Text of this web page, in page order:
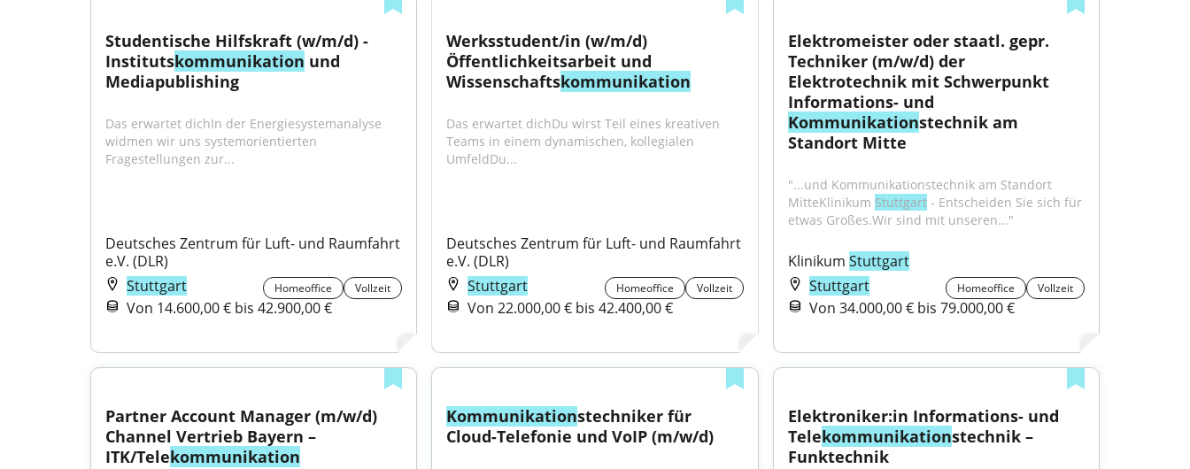
Studentische Hilfskraft (w/m/d) -
Institutskommunikation und
Mediapublishing
Das erwartet dichIn der Energiesystemanalyse
widmen wir uns systemorientierten
Fragestellungen zur...
Deutsches Zentrum für Luft- und Raumfahrt
e.V. (DLR)
Stuttgart
Homeoffice Vollzeit
Von 14.600,00 € bis 42.900,00 €
Werksstudent/in (w/m/d)
Öffentlichkeitsarbeit und
Wissenschaftskommunikation
Das erwartet dichDu wirst Teil eines kreativen
Teams in einem dynamischen, kollegialen
UmfeldDu...
Deutsches Zentrum für Luft- und Raumfahrt
e.V. (DLR)
Stuttgart
Homeoffice Vollzeit
Von 22.000,00 € bis 42.400,00 €
Elektromeister oder staatl. gepr.
Techniker (m/w/d) der
Elektrotechnik mit Schwerpunkt
Kommunikationstechnik am
Standort Mitte
"...und Kommunikationstechnik am Standort
MitteKlinikum Stuttgart - Entscheiden Sie sich für
etwas Großes.Wir sind mit unseren..."
Klinikum Stuttgart
Stuttgart
Homeoffice Vollzeit
Von 34.000,00 € bis 79.000,00 €
Partner Account Manager (m/w/d)
Channel Vertrieb Bayern –
ITK/Telekommunikation
Kommunikationstechniker für
Cloud-Telefonie und VoIP (m/w/d)
Elektroniker:in Informations- und
Telekommunikationstechnik –
Funktechnik